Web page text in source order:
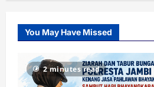
You May Have Missed
2 minutes read